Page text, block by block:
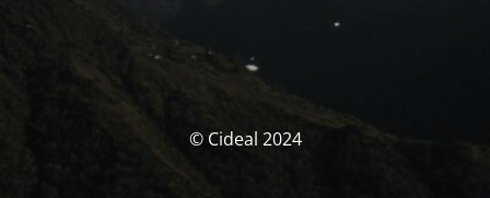
© Cideal 2024